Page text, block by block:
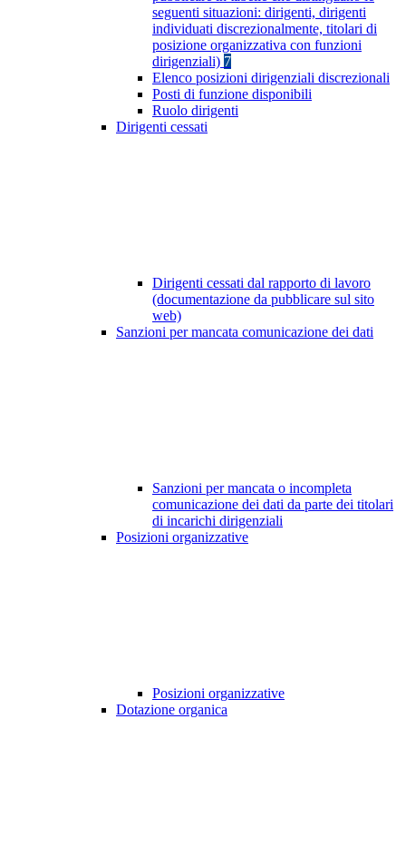
seguenti situazioni: dirigenti, dirigenti
individuati discrezionalmente, titolari di
posizione organizzativa con funzioni
dirigenziali) 7
Elenco posizioni dirigenziali discrezionali
Posti di funzione disponibili
Ruolo dirigenti
Dirigenti cessati
Dirigenti cessati dal rapporto di lavoro
(documentazione da pubblicare sul sito
web)
Sanzioni per mancata comunicazione dei dati
Sanzioni per mancata o incompleta
comunicazione dei dati da parte dei titolari
di incarichi dirigenziali
Posizioni organizzative
Posizioni organizzative
Dotazione organica